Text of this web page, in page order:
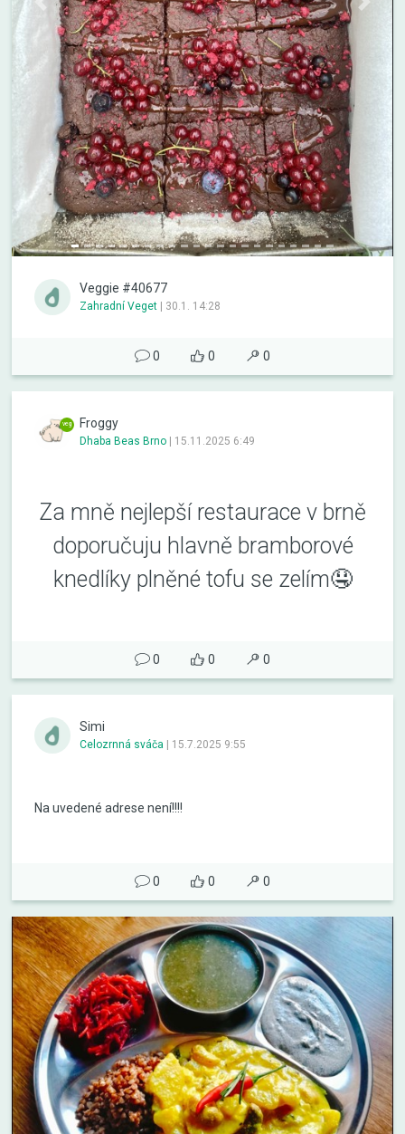
Previous Next
Veggie #40677
Zahradní Veget 30.1. 14:28
0 0 0
Froggy
Dhaba Beas Brno 15.11.2025 6:49
Za mně nejlepší restaurace v brně
doporučuju hlavně bramborové
knedlíky plněné tofu se zelím🤤
0 0 0
Simi
Celozrnná sváča 15.7.2025 9:55
Na uvedené adrese není!!!!
0 0 0